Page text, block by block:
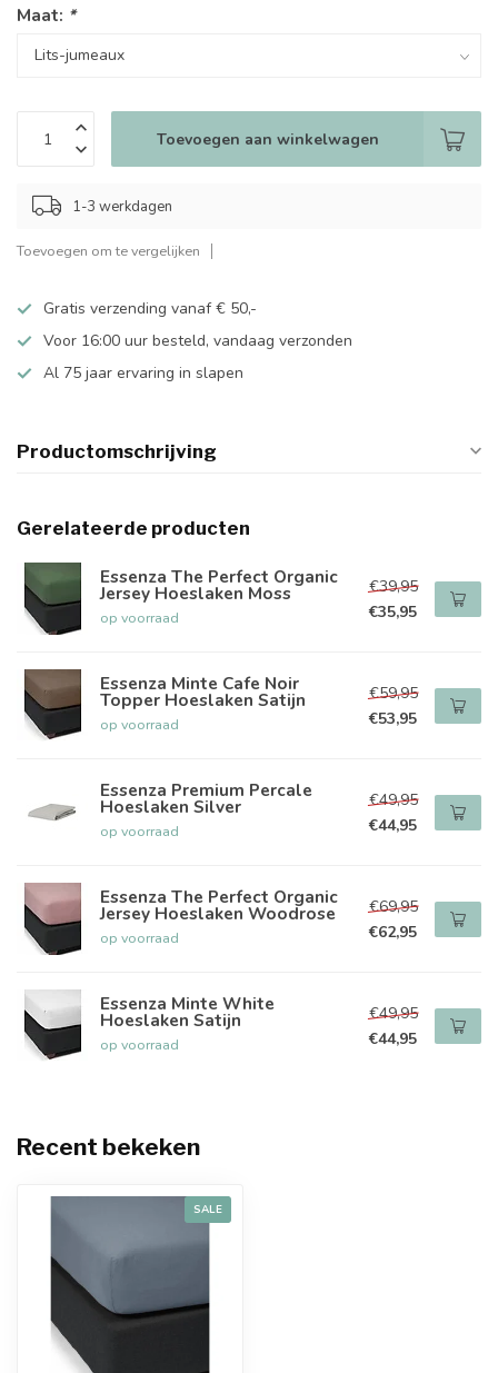
Maat: *
Toevoegen aan winkelwagen
1-3 werkdagen
Toevoegen om te vergelijken
Gratis verzending vanaf € 50,-
Voor 16:00 uur besteld, vandaag verzonden
Al 75 jaar ervaring in slapen
Productomschrijving
Gerelateerde producten
Essenza The Perfect Organic
Jersey Hoeslaken Moss
op voorraad
€39,95
€35,95
Essenza Minte Cafe Noir
Topper Hoeslaken Satijn
op voorraad
€59,95
€53,95
Essenza Premium Percale
Hoeslaken Silver
op voorraad
€49,95
€44,95
Essenza The Perfect Organic
Jersey Hoeslaken Woodrose
op voorraad
€69,95
€62,95
Essenza Minte White
Hoeslaken Satijn
op voorraad
€49,95
€44,95
Recent bekeken
SALE